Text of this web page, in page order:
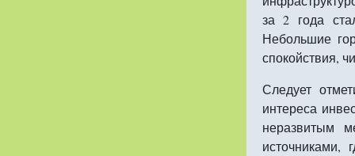
за 2 года
Небольшие
спокойствия,
Следует
интереса
неразвитым
источниками,